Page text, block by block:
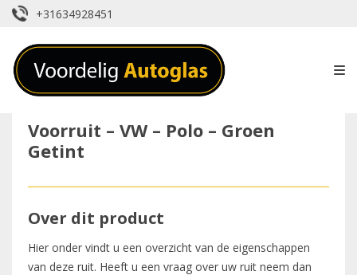
+31634928451
Voorruit – VW – Polo – Groen
Getint
Over dit product
Hier onder vindt u een overzicht van de eigenschappen
van deze ruit. Heeft u een vraag over uw ruit neem dan